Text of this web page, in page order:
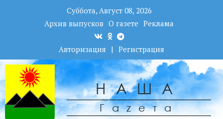
Суббота, Август 08, 2026
Архив выпусков О газете Реклама
Авторизация | Регистрация
НАША
Гаzета